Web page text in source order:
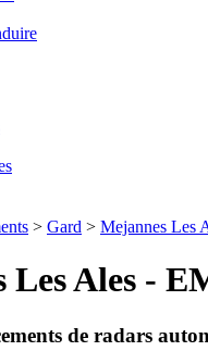
> Gard > Mejannes Les
Les Ales -
de radars